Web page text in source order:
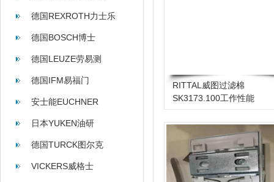
德国REXROTH力士乐
德国BOSCH博士
德国LEUZE劳易测
德国IFM易福门
安士能EUCHNER
日本YUKEN油研
德国TURCK图尔克
VICKERS威格士
RITTAL威图过滤棉
SK3173.100工作性能